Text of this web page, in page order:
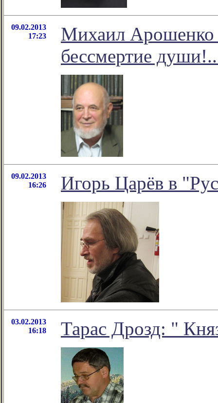
09.02.2013
17:23
Михаил Арошенко
бессмертие
09.02.2013
16:26
Игорь Царёв в
03.02.2013
16:18
Тарас Дрозд: "